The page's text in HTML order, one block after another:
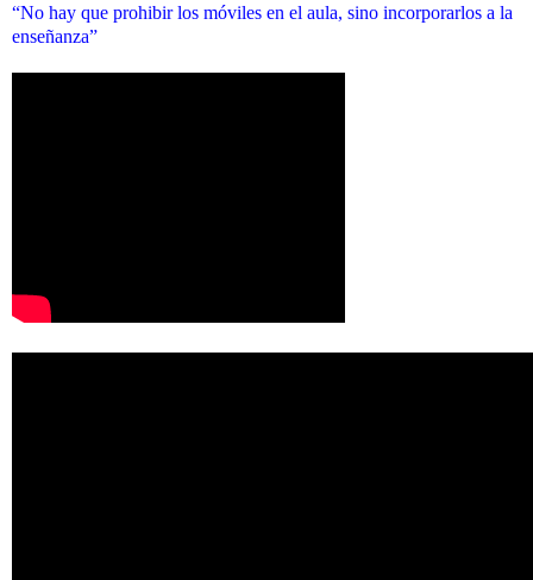
“No hay que prohibir los móviles en el aula, sino incorporarlos a la
enseñanza”